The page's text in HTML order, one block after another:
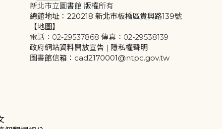
新北市立圖書館 版權所有
總館地址：220218 新北市板橋區貴興路139號
【地圖】
電話：02-29537868 傳真：02-29538139
政府網站資料開放宣告 | 隱私權聲明
圖書館信箱：cad2170001@ntpc.gov.tw